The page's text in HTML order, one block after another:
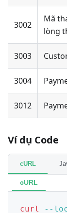
3002
Mã
lòng
3003
3004
3012
Ví dụ Code
cURL
cURL
curl --